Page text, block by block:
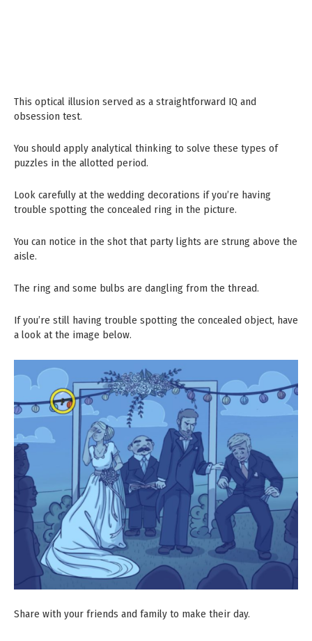
This optical illusion served as a straightforward IQ and
obsession test.
You should apply analytical thinking to solve these types of
puzzles in the allotted period.
Look carefully at the wedding decorations if you’re having
trouble spotting the concealed ring in the picture.
You can notice in the shot that party lights are strung above the
aisle.
The ring and some bulbs are dangling from the thread.
If you’re still having trouble spotting the concealed object, have
a look at the image below.
Share with your friends and family to make their day.